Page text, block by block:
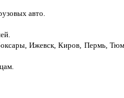
авто.
Ижевск, Киров, Пермь,